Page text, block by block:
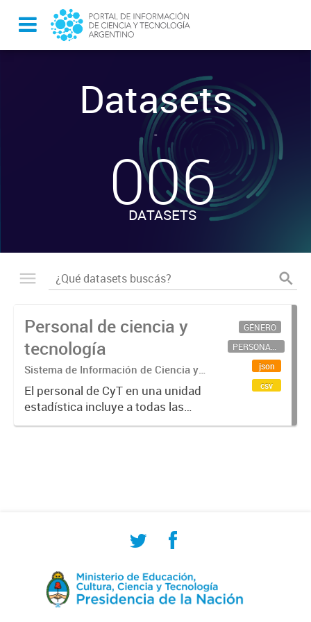
Datasets
-
006
DATASETS
Personal de ciencia y
tecnología
Sistema de Información de Ciencia y
Tecnología Argentino (SICYTAR)
El personal de CyT en una unidad
estadística incluye a todas las
personas involucradas
GÉNERO
PERSONAL CIENTÍFICO-TECNOLÓGICO
json
csv